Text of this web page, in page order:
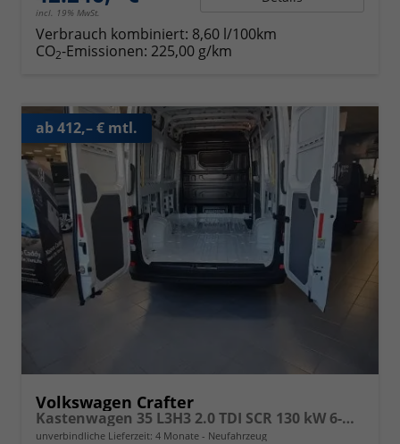
incl. 19% MwSt.
Verbrauch kombiniert: 8,60 l/100km
CO2-Emissionen: 225,00 g/km
ab 412,– € mtl.
Volkswagen Crafter
Kastenwagen 35 L3H3 2.0 TDI SCR 130 kW 6-Gang, Klima, 5 Jahre Garantie, Hochdach -abwählbar gegen Minderpreis- siehe Zusatzausstattungen-
unverbindliche Lieferzeit: 4 Monate Neufahrzeug